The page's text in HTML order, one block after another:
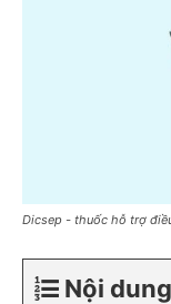
Dicsep - thuốc hỗ trợ
Nội